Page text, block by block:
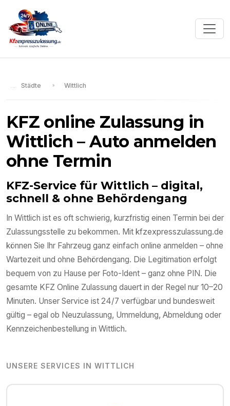
Städte Wittlich
KFZ online Zulassung in
Wittlich – Auto anmelden
ohne Termin
KFZ-Service für Wittlich – digital,
schnell & ohne Behördengang
In Wittlich ist es oft schwierig, kurzfristig einen Termin bei der
Zulassungsstelle zu bekommen. Mit kfzexpresszulassung.de
können Sie Ihr Fahrzeug ganz einfach online anmelden – ohne
Wartezeit und ohne Behördengang. Die Legitimation erfolgt
bequem von zu Hause per Foto-Ident – ganz ohne PIN. Die
gesamte KFZ Online Zulassung dauert in der Regel nur 10–20
Minuten. Unser Service ist 24/7 verfügbar und bundesweit
gültig – egal ob Neuzulassung, Ummeldung, Abmeldung oder
Kennzeichenbestellung in Wittlich.
UNSERE SERVICES IN WITTLICH